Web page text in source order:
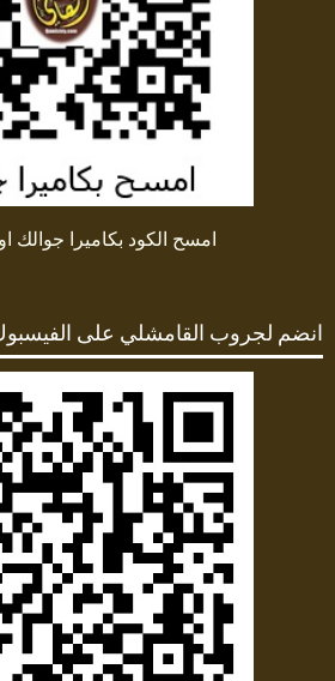
امسح الكود بكاميرا جوالك او
انضم لجروب القامشلي على